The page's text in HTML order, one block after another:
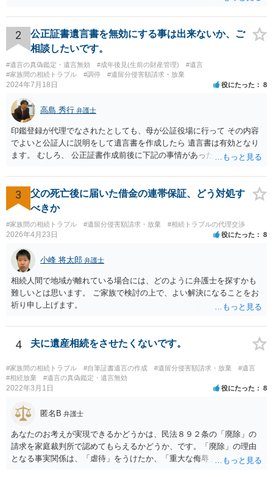
わかっている代理人弁護士に聞くか、 訴訟資料を持って面談相談に行
ってみましょう。 その上で、一般論として回答するなら、和解案と判
決は（ケースによって程度の差はあっても）食い違うことが多いで
す。 金額は適当ですが、例えば判決で１００万円支払え、という結論
になりそうな場合、 そのまま１００万円を和解案として提示しても、
判決と変わらないなら払う側としてはあまり和解に応じようという気
のまま判決で１００万円支払いとなるより、７０万円でまとめた方が
マシ」ということで、 合意の可能性が出てきます。 応じるかどうか
は、判決になったらどうなりそうか、という点についての検討が不可
欠ですので、 初めに述べた通り、代理人と相談するか、資料を持って
面談相談に行ってみることをお勧めします。
2
公正証書遺言書を無効にする事は出来ないか、ご
相談したいです。
#遺言の真偽鑑定・遺言無効 #成年後見(生前の財産管理)
#遺言
#家族間の相続トラブル
#調停 #遺留分侵害額請求・放棄
2024年7月18日 役にたった 8
高島 秀行 弁護士
印鑑登録が代理でなされたとしても、母が公証役場に行って その内容
でよいと公証人に説明をして遺言書を作成したら 遺言書は有効となり
ます。 むしろ、 公正証書作成前後に下記の事情があったことが証明で
月に携帯が新しくなった母からの第一声は「ここにいたら殺される」
「面会に来てくれ」で、長男に聞くと「面会は出来ない。俺は携帯電
話の使い方を教える為に会っている」「母の話は聞かなくて良い」と
電話が切れました。その後の電話でも「食事に毒が入っている」「体
にチップが埋められている」等、おかしかったです。 当時の診療記
録、介護認定の資料、介護記録を取得して 弁護士に面談で相談された
方がよいと思います。
3
父の死亡後に届いた借金の連帯保証、どう対処す
べきか
#家族間の相続トラブル #遺留分侵害額請求・放棄 #相続トラブルの代理交渉
2026年4月23日 役にたった 8
小峰 将太郎 弁護士
相続人間で地域が離れている場合には、どのように弁護士を探すかも
難しいとは思います。 ご家族で検討の上で、よい解決になることをお
祈り申し上げます。
4 夫に遺産相続をさせたくないです。
#家族間の相続トラブル #自筆証書遺言の作成 #遺留分侵害額請求・放棄
#遺言
#相続放棄
#遺言の真偽鑑定・遺言無効
2022年3月1日 役にたった 8
匿名B 弁護士
あなたのお考えが実現できるかどうかは、民法８９２条の「廃除」の
請求を家庭裁判所で認めてもらえるかどうか、です。「廃除」の理由
となる事実関係は、「虐待」をうけたか、「重大な侮辱」を受けた